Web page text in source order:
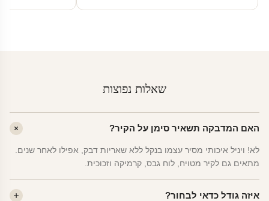
שאלות נפוצות
האם המדבקה תשאיר סימן על הקיר?
לא! ויניל איכותי מסיר עצמו בנקל ללא שאריות דבק, אפילו לאחר שנים.
מתאים גם לקיר מטויח, לוח גבס, קרמיקה וזכוכית.
איזה גודל כדאי לבחור?